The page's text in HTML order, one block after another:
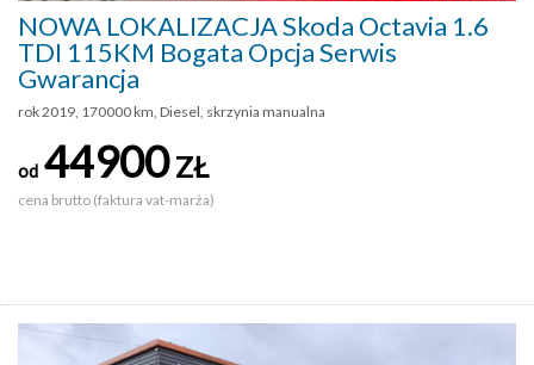
NOWA LOKALIZACJA Skoda Octavia 1.6
TDI 115KM Bogata Opcja Serwis
Gwarancja
rok 2019, 170000 km, Diesel, skrzynia manualna
od 44900ZŁ
cena brutto (faktura vat-marża)